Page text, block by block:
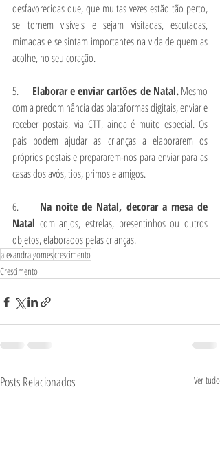
desfavorecidas que, que muitas vezes estão tão perto,
se tornem visíveis e sejam visitadas, escutadas,
mimadas e se sintam importantes na vida de quem as
acolhe, no seu coração.
5. Elaborar e enviar cartões de Natal. Mesmo
com a predominância das plataformas digitais, enviar e
receber postais, via CTT, ainda é muito especial. Os
pais podem ajudar as crianças a elaborarem os
próprios postais e prepararem-nos para enviar para as
casas dos avós, tios, primos e amigos.
6. Na noite de Natal, decorar a mesa de
Natal com anjos, estrelas, presentinhos ou outros
objetos, elaborados pelas crianças.
alexandra gomescrescimento
Crescimento
Posts Relacionados Ver tudo